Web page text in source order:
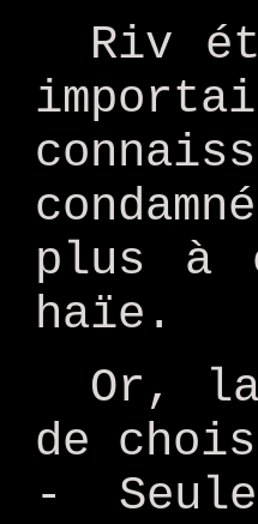
Riv
plus à
haïe.
Or,
de
-